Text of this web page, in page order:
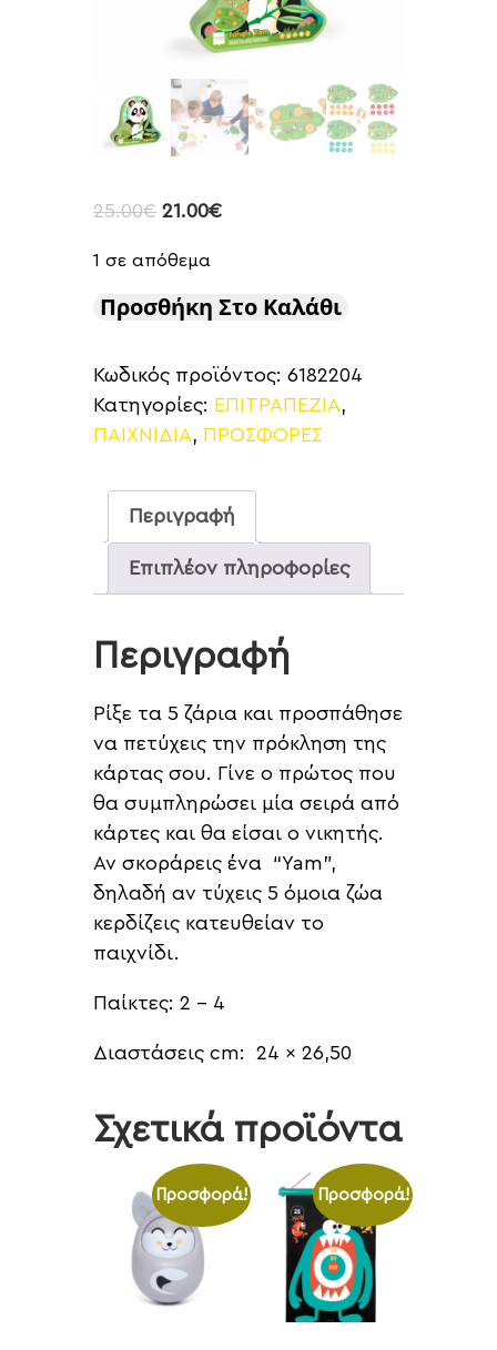
25.00€ 21.00€
1 σε απόθεμα
Προσθήκη Στο Καλάθι
Κωδικός προϊόντος: 6182204
Κατηγορίες: ΕΠΙΤΡΑΠΕΖΙΑ,
ΠΑΙΧΝΙΔΙΑ, ΠΡΟΣΦΟΡΕΣ
Περιγραφή
Επιπλέον πληροφορίες
Περιγραφή
Ρίξε τα 5 ζάρια και προσπάθησε
να πετύχεις την πρόκληση της
κάρτας σου. Γίνε ο πρώτος που
θα συμπληρώσει μία σειρά από
κάρτες και θα είσαι ο νικητής.
Αν σκοράρεις ένα “Yam”,
δηλαδή αν τύχεις 5 όμοια ζώα
κερδίζεις κατευθείαν το
παιχνίδι.
Παίκτες: 2 – 4
Διαστάσεις cm: 24 x 26,50
Σχετικά προϊόντα
Προσφορά! Προσφορά!